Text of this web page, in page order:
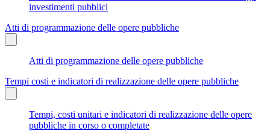
investimenti pubblici
Atti di programmazione delle opere pubbliche
Atti di programmazione delle opere pubbliche
Tempi costi e indicatori di realizzazione delle opere pubbliche
Tempi, costi unitari e indicatori di realizzazione delle opere
pubbliche in corso o completate